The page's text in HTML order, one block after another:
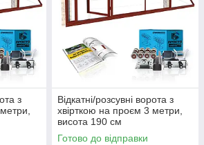
з
Відкатні/розсувні ворота з
хвірткою на проєм 3 метри,
висота 190 см
Готово до відправки